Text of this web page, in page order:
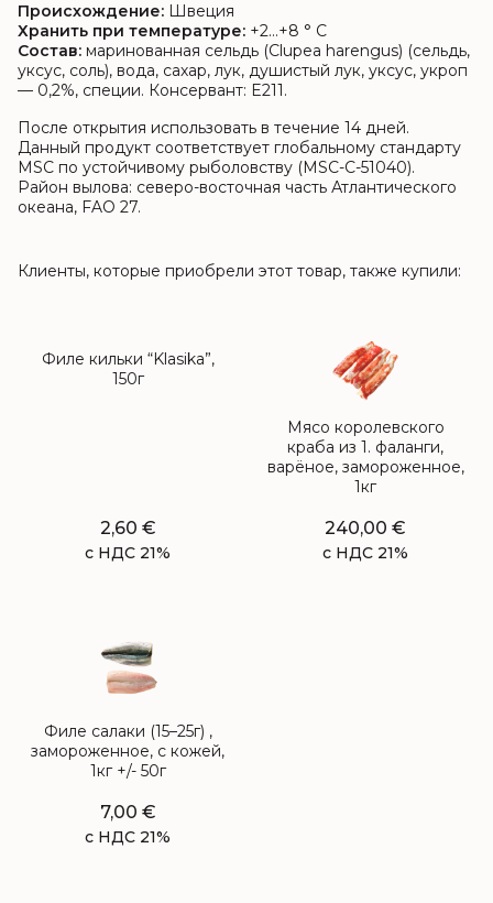
Происхождение: Швеция
Хранить при температуре: +2…+8 ° C
Состав: маринованная сельдь (Clupea harengus) (сельдь,
уксус, соль), вода, сахар, лук, душистый лук, уксус, укроп
— 0,2%, специи. Консервант: E211.
После открытия использовать в течение 14 дней.
Данный продукт соответствует глобальному стандарту
MSC по устойчивому рыболовству (MSC-C-51040).
Район вылова: северо-восточная часть Атлантического
океана, FAO 27.
Клиенты, которые приобрели этот товар, также купили:
Филе кильки “Klasika”,
150г
2,60 €
с НДС 21%
Мясо королевского
краба из 1. фаланги,
варёное, замороженное,
1кг
240,00 €
с НДС 21%
Филе салаки (15–25г) ,
замороженное, с кожей,
1кг +/- 50г
7,00 €
с НДС 21%